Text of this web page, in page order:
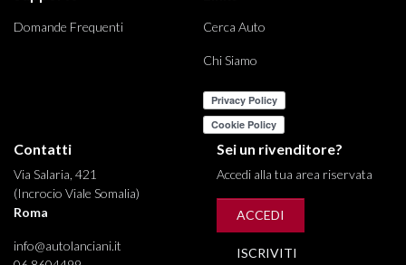
Domande Frequenti Cerca Auto
Chi Siamo
Contatti
Via Salaria, 421
(Incrocio Viale Somalia)
Roma
info@autolanciani.it
Sei un rivenditore?
Accedi alla tua area riservata
ACCEDI
ISCRIVITI